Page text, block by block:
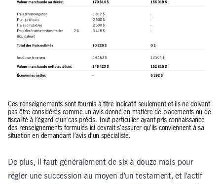
Ces renseignements sont fournis à titre indicatif seulement et ils ne doivent
pas être considérés comme un avis donné en matière de placements ou de
fiscalité à l’égard d’un cas précis. Tout particulier ayant pris connaissance
des renseignements formulés ici devrait s’assurer qu’ils conviennent à sa
situation en demandant l’avis d’un spécialiste.
De plus, il faut généralement de six à douze mois pour
régler une succession au moyen d’un testament, et l’actif